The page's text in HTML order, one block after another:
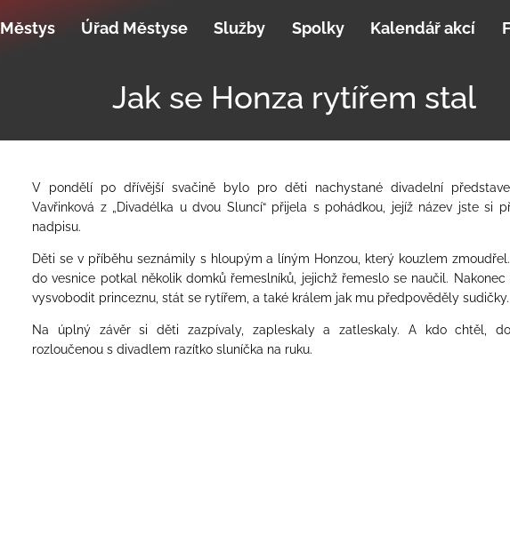
Městys Úřad Městyse Služby Spolky Kalendář akcí
Jak se Honza rytířem stal
V pondělí po dřívější svačině bylo pro děti nachystané divadelní
Vavřinková z „Divadélka u dvou Sluncí“ přijela s pohádkou, jejíž název jste si
nadpisu.
Děti se v příběhu seznámily s hloupým a líným Honzou, který kouzlem
do vesnice potkal několik domků řemeslníků, jejichž řemeslo se naučil. Nakonec
vysvobodit princeznu, stát se rytířem, a také králem jak mu předpověděly sudičky.
Na úplný závěr si děti zazpívaly, zapleskaly a zatleskaly. A kdo chtěl,
rozloučenou s divadlem razítko sluníčka na ruku.